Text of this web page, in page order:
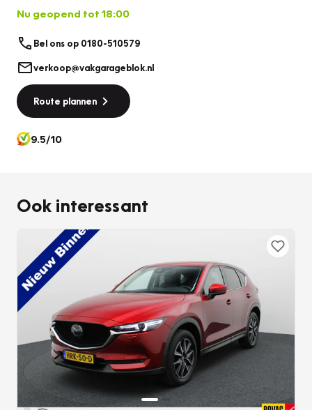
Nu geopend tot 18:00
Bel ons op 0180-510579
verkoop@vakgarageblok.nl
Route plannen
9.5/10
Ook interessant